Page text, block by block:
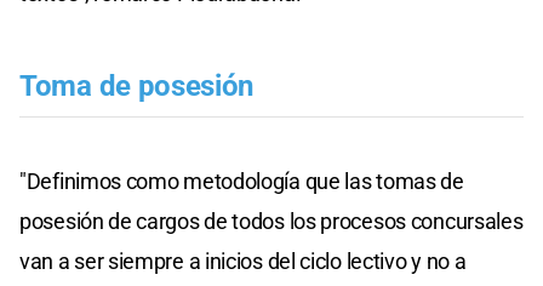
Toma de posesión
"Definimos como metodología que las tomas de
posesión de cargos de todos los procesos concursales
van a ser siempre a inicios del ciclo lectivo y no a